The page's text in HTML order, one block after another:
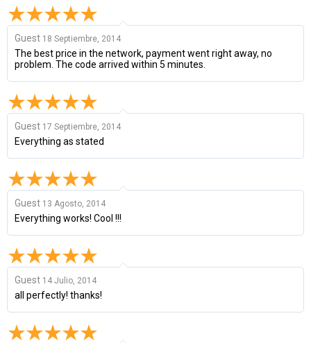
Guest 18 Septiembre, 2014
The best price in the network, payment went right away, no
problem. The code arrived within 5 minutes.
Guest 17 Septiembre, 2014
Everything as stated
Guest 13 Agosto, 2014
Everything works! Cool !!!
Guest 14 Julio, 2014
all perfectly! thanks!